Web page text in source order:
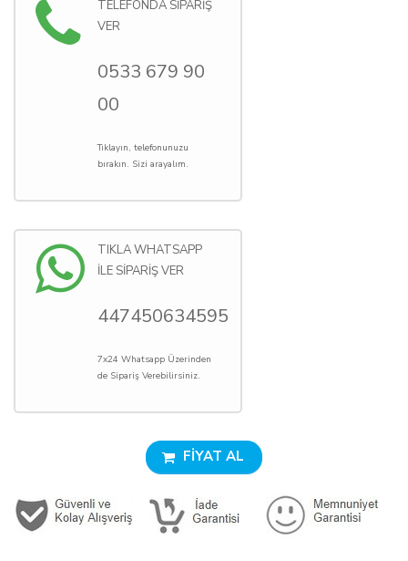
TELEFONDA SİPARİŞ
VER
0533 679 90
00
Tıklayın, telefonunuzu
bırakın. Sizi arayalım.
TIKLA WHATSAPP
İLE SİPARİŞ VER
447450634595
7x24 Whatsapp Üzerinden
de Sipariş Verebilirsiniz.
FİYAT AL